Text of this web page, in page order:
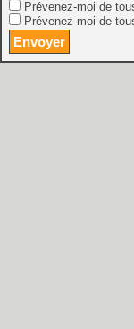
Prévenez-moi de
Prévenez-moi de